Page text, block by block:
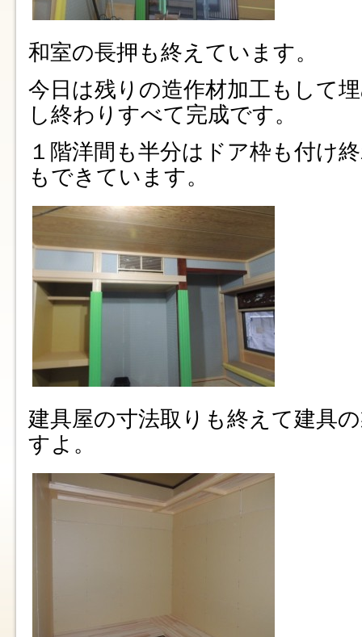
和室の長押も終えています。
今日は残りの造作材加工もして
し終わりすべて完成です。
１階洋間も半分はドア枠も付け
もできています。
建具屋の寸法取りも終えて建具
すよ。